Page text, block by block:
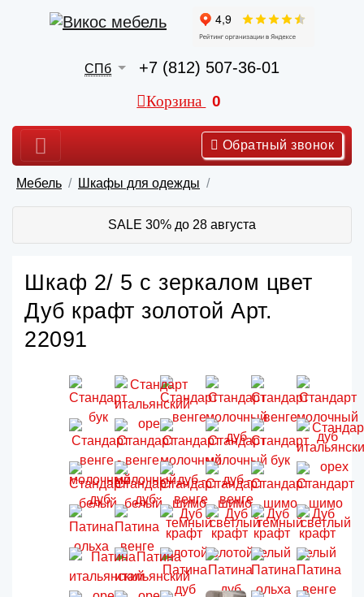
СПб +7 (812) 507-36-01
Корзина 0
Обратный звонок
Мебель Шкафы для одежды
SALE 30% до 28 августа
Шкаф 2/ 5 с зеркалом цвет
Дуб крафт золотой Арт.
22091